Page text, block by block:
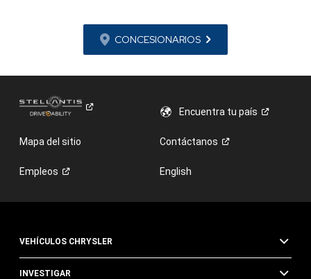
CONCESIONARIOS
Encuentra tupaís
Mapa del sitio Contáctanos
Empleos English
VEHÍCULOS CHRYSLER
INVESTIGAR